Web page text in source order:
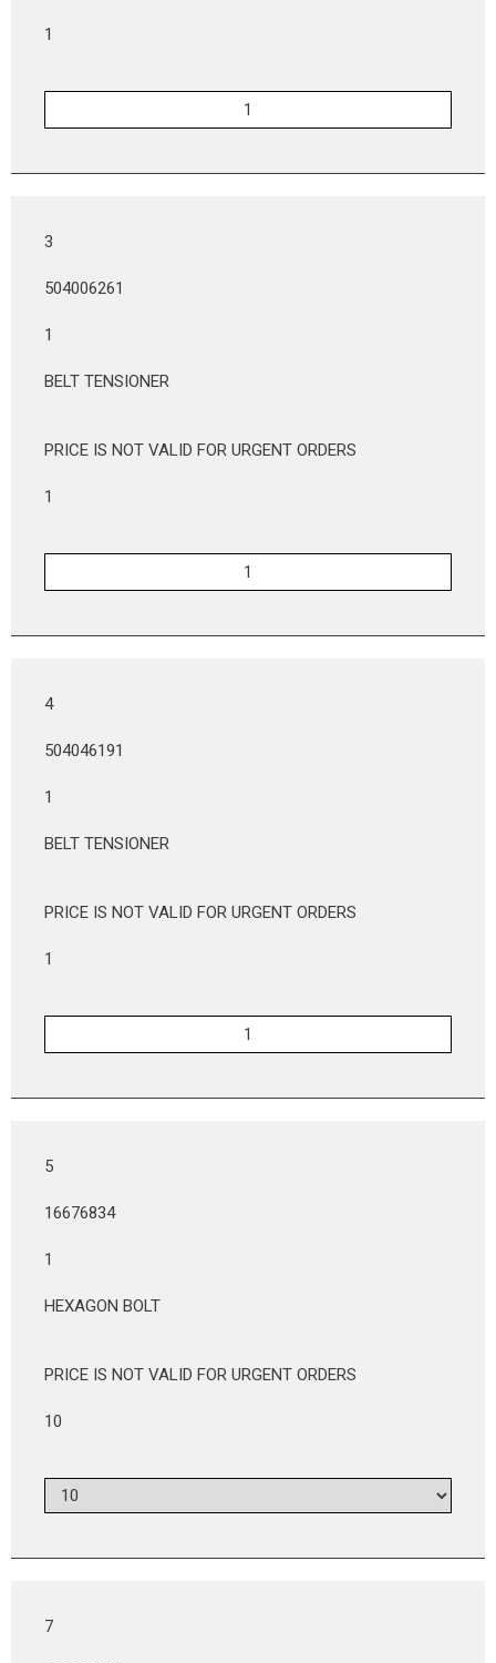
1
3
504006261
1
BELT TENSIONER
PRICE IS NOT VALID FOR URGENT ORDERS
1
4
504046191
1
BELT TENSIONER
PRICE IS NOT VALID FOR URGENT ORDERS
1
5
16676834
1
HEXAGON BOLT
PRICE IS NOT VALID FOR URGENT ORDERS
10
7